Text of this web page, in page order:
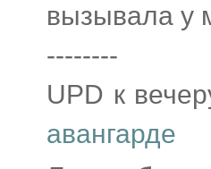
вызывала у
--------
UPD к
авангарде